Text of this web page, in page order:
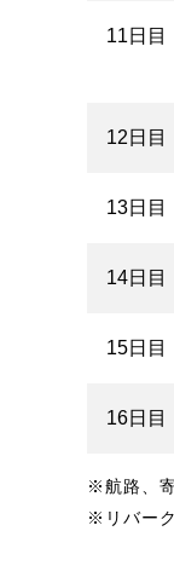
11日目
12日目
13日目
14日目
15日目
16日目
※航路、
※リバー